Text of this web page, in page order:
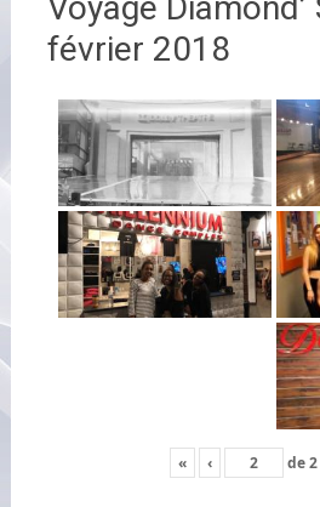
février 2018
« ‹ de2